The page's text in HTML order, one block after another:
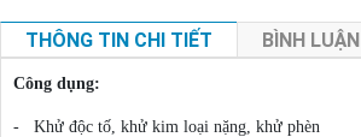
THÔNG TIN CHI TIẾT BÌNH LUẬN
Công dụng:
- Khử độc tố, khử kim loại nặng, khử phèn